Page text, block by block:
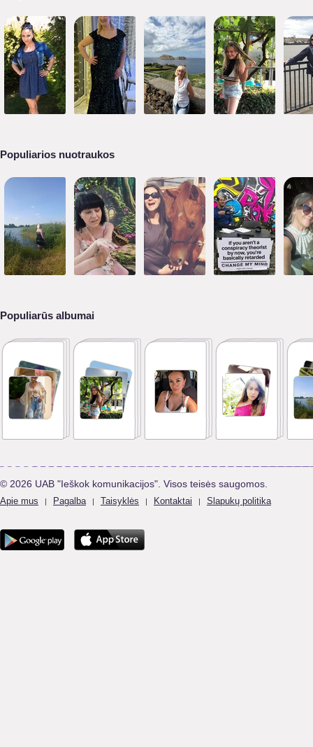
Populiarios nuotraukos
Populiarūs albumai
© 2026 UAB "Ieškok komunikacijos". Visos teisės saugomos.
Apie mus | Pagalba | Taisyklės | Kontaktai | Slapukų politika